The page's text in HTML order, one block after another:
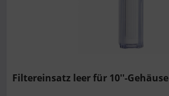
Filtereinsatz leer für 10''-Gehäuse